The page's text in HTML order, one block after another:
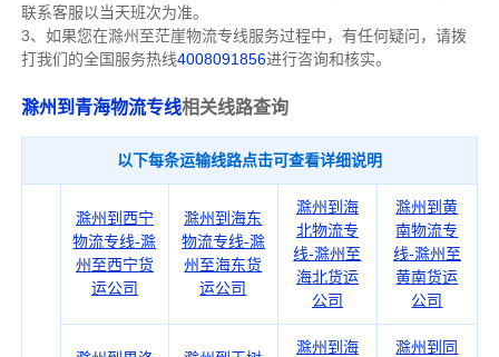
联系客服以当天班次为准。
3、如果您在滁州 至茫崖物流专线服务过程中，有任何疑问，请拨
打我们的全国服务热线4008091856进行咨询和核实。
滁州到青海物流专线相关线路查询
以下每条运输线路点击可查看详细说明
滁州到西宁
物流专线-滁
州至西宁货
运公司
滁州到海东
物流专线-滁
州至海东货
运公司
滁州到海
北物流专
线-滁州至
海北货运
公司
滁州到黄
南物流专
线-滁州至
黄南货运
公司
滁州到海
滁州到同